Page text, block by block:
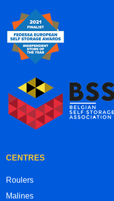
CENTRES
Roulers
Malines